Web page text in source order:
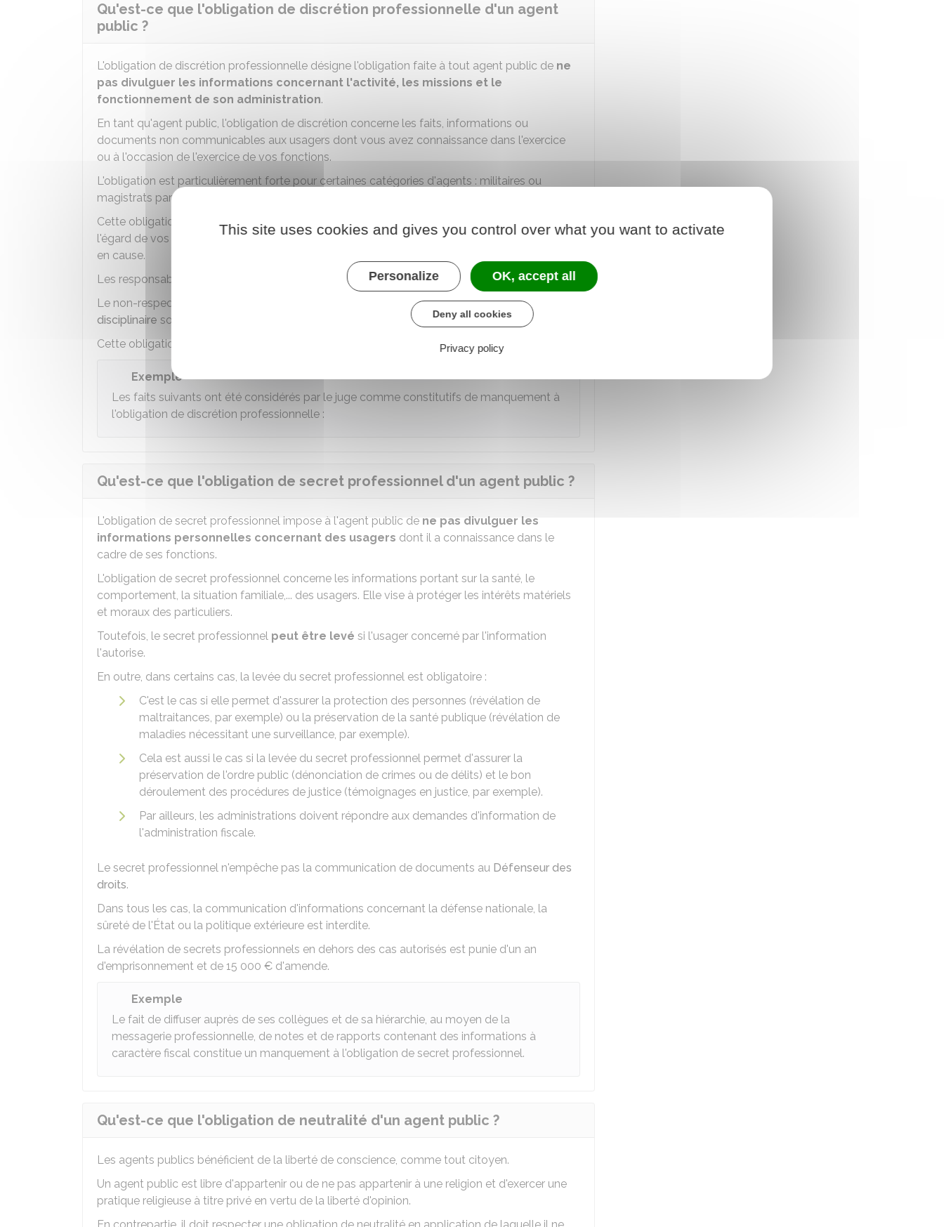
Qu'est-ce que l'obligation de discrétion professionnelle d'un agent
public ?
L'obligation de discrétion professionnelle désigne l'obligation faite à tout agent public de ne
pas divulguer les informations concernant l'activité, les missions et le
fonctionnement de son administration.
En tant qu'agent public, l'obligation de discrétion concerne les faits, informations ou
documents non communicables aux usagers dont vous avez connaissance dans l'exercice
ou à l'occasion de l'exercice de vos fonctions.
L'obligation est particulièrement forte pour certaines catégories d'agents : militaires ou
magistrats par exemple.
Cette obligation s'appliqueà l'égard des usagers mais aussi entre agents publics
l'égard de vos collègues qui n'ont pas, du fait de leurs fonctions, à connaître les informations
en cause.
Les responsables syndicaux restent soumis à cette obligation.
Le non-respect de l'obligation de discrétion professionnelle peut justifier qu'uneprocédure
disciplinaire soit engagée à votre encontre.
Cette obligation ne peut être levée que par décision de votre autorité hiérarchique.
Exemple
Les faits suivants ont été considérés par le juge comme constitutifs de manquement à
l'obligation de discrétion professionnelle :
Qu'est-ce que l'obligation de secret professionnel d'un agent public ?
L'obligation de secret professionnel impose à l'agent public de ne pas divulguer les
informations personnelles concernant des usagers dont il a connaissance dans le
cadre de ses fonctions.
L'obligation de secret professionnel concerne les informations portant sur la santé, le
comportement, la situation familiale,... des usagers. Elle vise à protéger les intérêts matériels
et moraux des particuliers.
Toutefois, le secret professionnel peut être levé si l'usager concerné par l'information
l'autorise.
En outre, dans certains cas, la levée du secret professionnel est obligatoire :
C'est le cas si elle permet d'assurer la protection des personnes (révélation de
maltraitances, par exemple) ou la préservation de la santé publique (révélation de
maladies nécessitant une surveillance, par exemple).
Cela est aussi le cas si la levée du secret professionnel permet d'assurer la
préservation de l'ordre public (dénonciation de crimes ou de délits) et le bon
déroulement des procédures de justice (témoignages en justice, par exemple).
Par ailleurs, les administrations doivent répondre aux demandes d'information de
l'administration fiscale.
Le secret professionnel n'empêche pas la communication de documents au Défenseur des
droits.
Dans tous les cas, la communication d'informations concernant la défense nationale, la
sûreté de l'État ou la politique extérieure est interdite.
La révélation de secrets professionnels en dehors des cas autorisés est punie d'un an
d'emprisonnement et de 15 000 € d'amende.
Exemple
Le fait de diffuser auprès de ses collègues et de sa hiérarchie, au moyen de la
messagerie professionnelle, de notes et de rapports contenant des informations à
caractère fiscal constitue un manquement à l'obligation de secret professionnel.
Qu'est-ce que l'obligation de neutralité d'un agent public ?
Les agents publics bénéficient de la liberté de conscience, comme tout citoyen.
Un agent public est libre d'appartenir ou de ne pas appartenir à une religion et d'exercer une
pratique religieuse à titre privé en vertu de la liberté d'opinion.
This site uses cookies and gives you control over what you want to activate
Personalize OK, accept all
Deny all cookies
Privacy policy